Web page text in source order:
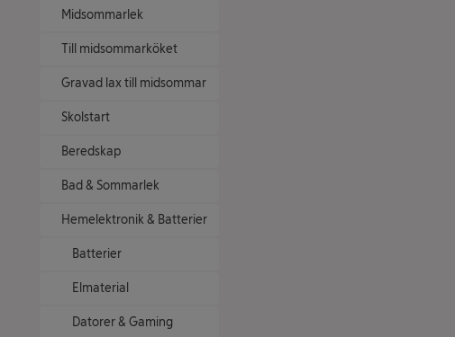
Midsommarlek
Till midsommarköket
Gravad lax till midsommar
Skolstart
Beredskap
Bad & Sommarlek
Hemelektronik & Batterier
Batterier
Elmaterial
Datorer & Gaming